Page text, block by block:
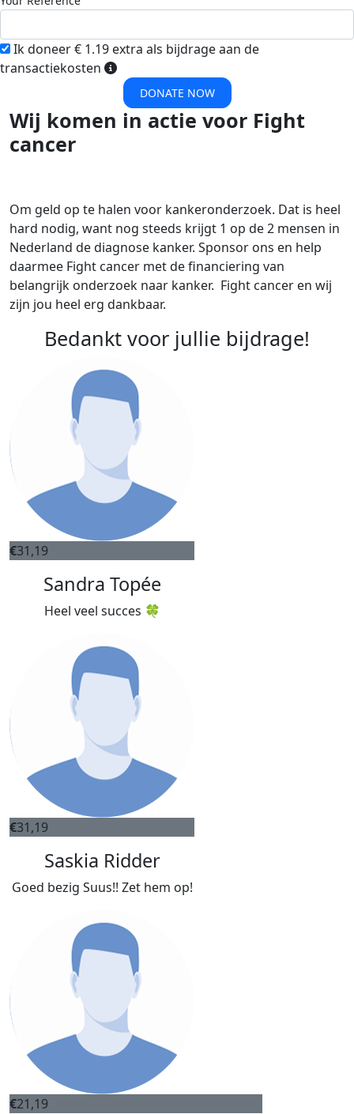
Ik doneer € 1.19 extra als bijdrage aan de
transactiekosten
DONATE NOW
Wij komen in actie voor Fight
cancer
Om geld op te halen voor kankeronderzoek. Dat is heel
hard nodig, want nog steeds krijgt 1 op de 2 mensen in
Nederland de diagnose kanker. Sponsor ons en help
daarmee Fight cancer met de financiering van
belangrijk onderzoek naar kanker. Fight cancer en wij
zijn jou heel erg dankbaar.
Bedankt voor jullie bijdrage!
€31,19
Sandra Topée
Heel veel succes 🍀
€31,19
Saskia Ridder
Goed bezig Suus!! Zet hem op!
€21,19